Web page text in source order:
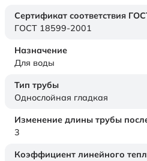
Сертификат соответствия
ГОСТ 18599-2001
Назначение
Для воды
Тип трубы
Однослойная гладкая
Изменение длины трубы
3
Коэффициент линейного